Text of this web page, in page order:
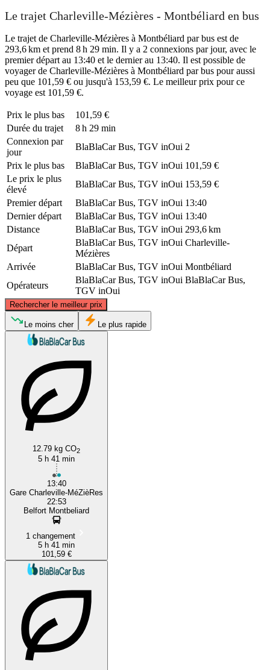
Le trajet Charleville-Mézières - Montbéliard en bus
Le trajet de Charleville-Mézières à Montbéliard par bus est de
293,6 km et prend 8 h 29 min. Il y a 2 connexions par jour, avec le
premier départ au 13:40 et le dernier au 13:40. Il est possible de
voyager de Charleville-Mézières à Montbéliard par bus pour aussi
peu que 101,59 € ou jusqu'à 153,59 €. Le meilleur prix pour ce
voyage est 101,59 €.
Prix ​​le plus bas
101,59 €
Durée du trajet
8 h 29 min
Connexion par
jour
BlaBlaCar Bus, TGV inOui 2
Prix ​​le plus bas
BlaBlaCar Bus, TGV inOui 101,59 €
Le prix le plus
élevé
BlaBlaCar Bus, TGV inOui 153,59 €
Premier départ
BlaBlaCar Bus, TGV inOui 13:40
Dernier départ
BlaBlaCar Bus, TGV inOui 13:40
Distance
BlaBlaCar Bus, TGV inOui 293,6 km
Départ
BlaBlaCar Bus, TGV inOui Charleville-
Mézières
Arrivée
BlaBlaCar Bus, TGV inOui Montbéliard
Opérateurs
BlaBlaCar Bus, TGV inOui BlaBlaCar Bus,
TGV inOui
Rechercher le meilleur prix
Charleville-Mézières
Le moins cher Le plus rapide
12.79 kg CO2
5 h 41 min
13:40
Gare Charleville-MéZièRes
22:53
Belfort Montbeliard
1 changement
5 h 41 min
101,59 €